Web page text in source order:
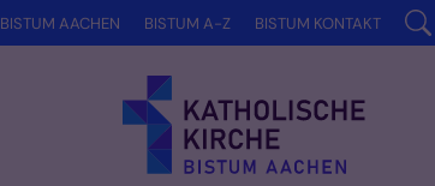
Zum Inhalt springen
BISTUM AACHEN BISTUM A-Z BISTUM KONTAKT